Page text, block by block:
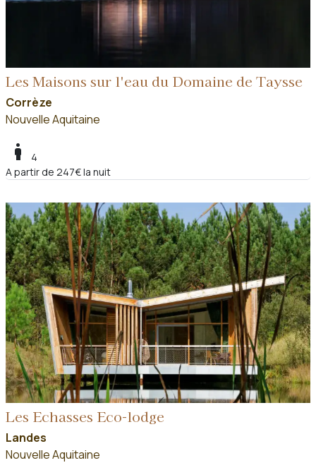
Les Maisons sur l'eau du Domaine de Taysse
Corrèze
Nouvelle Aquitaine
boy
4
A partir de 247€ la nuit
Les Echasses Eco-lodge
Landes
Nouvelle Aquitaine